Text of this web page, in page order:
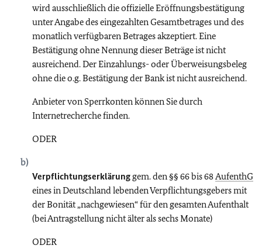
wird ausschließlich die offizielle Eröffnungsbestätigung
unter Angabe des eingezahlten Gesamtbetrages und des
monatlich verfügbaren Betrages akzeptiert. Eine
Bestätigung ohne Nennung dieser Beträge ist nicht
ausreichend. Der Einzahlungs- oder Überweisungsbeleg
ohne die o.g. Bestätigung der Bank ist nicht ausreichend.
Anbieter von Sperrkonten können Sie durch
Internetrecherche finden.
ODER
Verpflichtungserklärung gem. den §§ 66 bis 68 AufenthG
eines in Deutschland lebenden Verpflichtungsgebers mit
der Bonität „nachgewiesen“ für den gesamten Aufenthalt
(bei Antragstellung nicht älter als sechs Monate)
ODER